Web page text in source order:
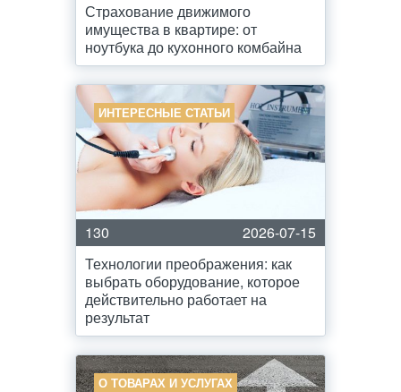
Страхование движимого
имущества в квартире: от
ноутбука до кухонного комбайна
ИНТЕРЕСНЫЕ СТАТЬИ
130
2026-07-15
Технологии преображения: как
выбрать оборудование, которое
действительно работает на
результат
О ТОВАРАХ И УСЛУГАХ